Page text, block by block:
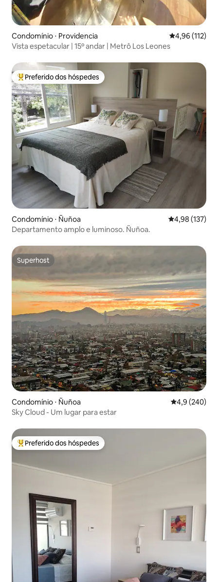
Condomínio ⋅ Providencia 4,96 de uma
4,96 (112)
Vista espetacular | 15º andar | Metrô Los Leones
Entre os melhores preferidos dos hóspedes
Preferido dos hóspedes
Condomínio ⋅ Ñuñoa 4,98 de uma
4,98 (137)
Departamento amplo e luminoso. Ñuñoa.
Superhost
Superhost
Condomínio ⋅ Ñuñoa 4,9 de uma
4,9 (240)
Sky Cloud - Um lugar para estar
Entre os melhores preferidos dos hóspedes
Preferido dos hóspedes